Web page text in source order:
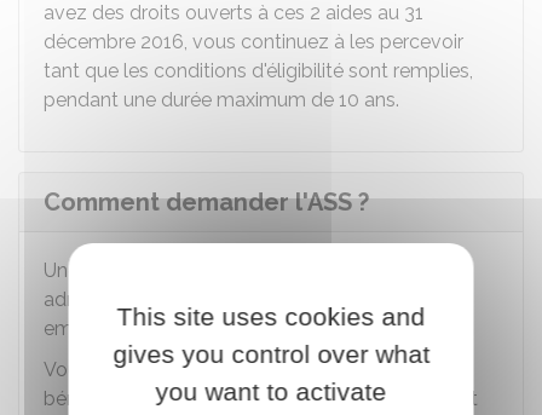
avez des droits ouverts à ces 2 aides au 31
décembre 2016, vous continuez à les percevoir
tant que les conditions d'éligibilité sont remplies,
pendant une durée maximum de 10 ans.
Comment demander l'ASS ?
Une demande d'admission à l'ASS vous est
adressée par France Travail (anciennement Pôle
emploi) à la fin de vos allocations chômage.
Vous n'avez aucune démarche à réaliser pour
bénéficier de l'ASS. France Travail (anciennement
This site uses cookies and
gives you control over what
you want to activate